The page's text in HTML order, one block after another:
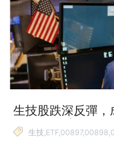
時，你將比沒有準備者更能
甚至避開資產大幅縮水的情
下列 3 個年齡層的目標與原則。 35 歲以下 撐住資產 這個年
點是有很長的時間來實現各
生技股跌深反彈
ETF 漲幅達 15%
生技